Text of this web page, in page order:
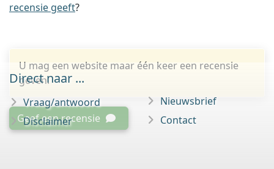
recensie geeft?
U mag een website maar één keer een recensie
geven.
Geef een recensie
Direct naar ...
Vraag/antwoord
Disclaimer
Nieuwsbrief
Contact